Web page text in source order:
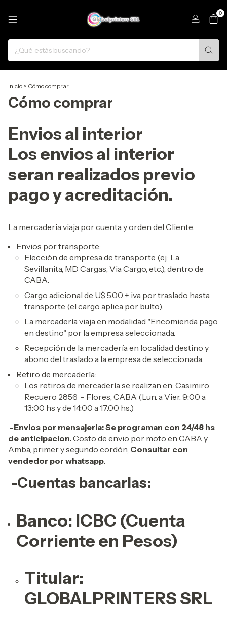
0
Inicio > Cómo comprar
Cómo comprar
Envios al interior
Los envios al interior
seran realizados previo
pago y acreditación.
La mercaderia viaja por cuenta y orden del Cliente.
Envios por transporte:
Elección de empresa de transporte (ej.: La
Sevillanita, MD Cargas, Via Cargo, etc.), dentro de
CABA.
Cargo adicional de U$ 5.00 + iva por traslado hasta
transporte (el cargo aplica por bulto).
La mercadería viaja en modalidad "Encomienda pago
en destino" por la empresa seleccionada.
Recepción de la mercadería en localidad destino y
abono del traslado a la empresa de seleccionada.
Retiro de mercadería:
Los retiros de mercadería se realizan en: Casimiro
Recuero 2856 - Flores, CABA (Lun. a Vier. 9:00 a
13:00 hs y de 14:00 a 17.00 hs.)
-Envios por mensajeria: Se programan con 24/48 hs
de anticipacion.Costo de envio por moto en CABA y
Amba, primer y segundo cordón, Consultar con
vendedor por whatsapp.
-Cuentas bancarias:
Banco: ICBC (Cuenta
Corriente en Pesos)
Titular:
GLOBALPRINTERS SRL